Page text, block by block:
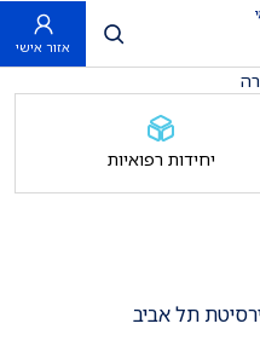
פתח חיפוש
אזור אישי
תל אביב
יחידות רפואיות